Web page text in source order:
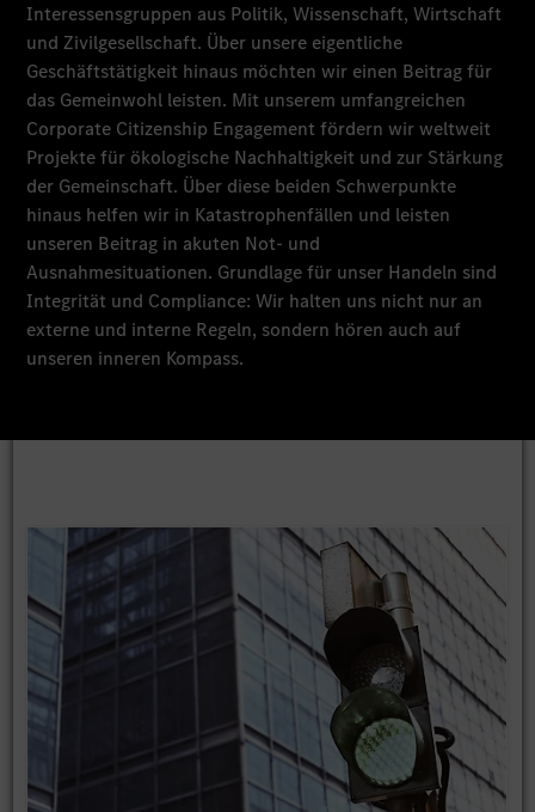
Interessensgruppen aus Politik, Wissenschaft, Wirtschaft
und Zivilgesellschaft. Über unsere eigentliche
Geschäftstätigkeit hinaus möchten wir einen Beitrag für
das Gemeinwohl leisten. Mit unserem umfangreichen
Corporate Citizenship Engagement fördern wir weltweit
Projekte für ökologische Nachhaltigkeit und zur Stärkung
der Gemeinschaft. Über diese beiden Schwerpunkte
hinaus helfen wir in Katastrophenfällen und leisten
unseren Beitrag in akuten Not- und
Ausnahmesituationen. Grundlage für unser Handeln sind
Integrität und Compliance: Wir halten uns nicht nur an
externe und interne Regeln, sondern hören auch auf
unseren inneren Kompass.